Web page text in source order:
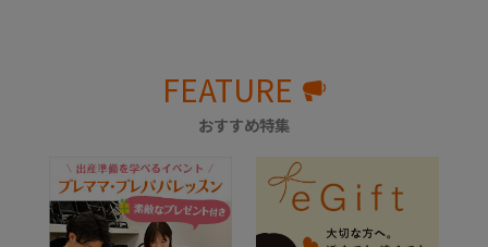
FEATURE
おすすめ特集